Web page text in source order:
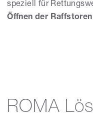
speziell für
Öffnen der
ROMA